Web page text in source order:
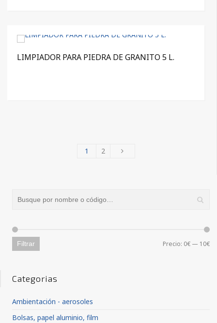
LIMPIADOR PARA PIEDRA DE GRANITO 5 L.
1 2
Filtrar Precio: 0€ — 10€
Categorias
Ambientación - aerosoles
Bolsas, papel aluminio, film